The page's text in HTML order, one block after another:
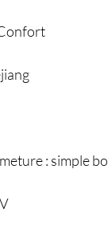
: simple